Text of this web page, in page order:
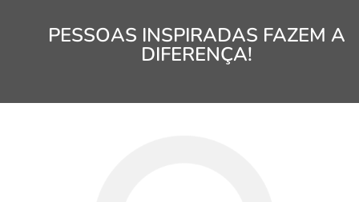
PESSOAS INSPIRADAS FAZEM A
DIFERENÇA!